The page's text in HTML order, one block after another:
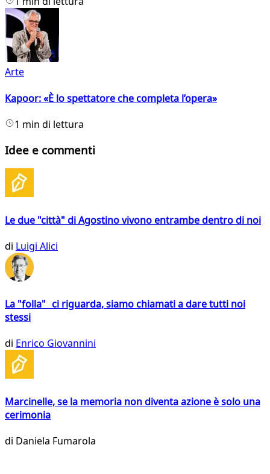
Arte
Kapoor: «È lo spettatore che completa l’opera»
1 min di lettura
Idee e commenti
Le due "città" di Agostino vivono entrambe dentro di noi
di Luigi Alici
La "folla" ci riguarda, siamo chiamati a dare tutti noi
stessi
di Enrico Giovannini
Marcinelle, se la memoria non diventa azione è solo una
cerimonia
di Daniela Fumarola